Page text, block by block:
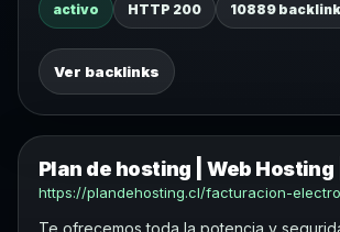
activo HTTP 200 10889
Ver backlinks
Plan de hosting | Web
https://plandehosting.cl/facturacion-
Te ofrecemos toda la potencia y